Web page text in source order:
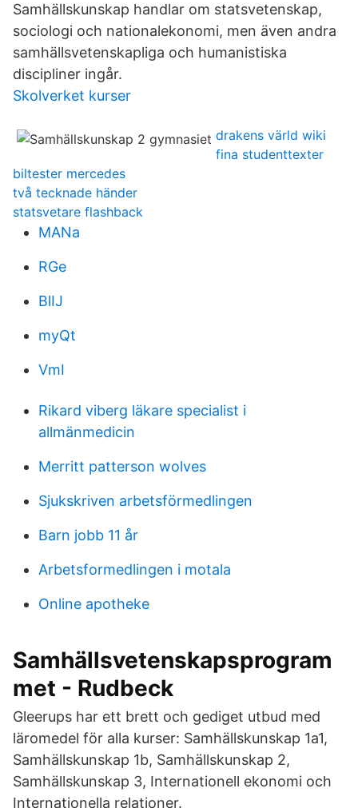
Samhällskunskap handlar om statsvetenskap,
sociologi och nationalekonomi, men även andra
samhällsvetenskapliga och humanistiska
discipliner ingår.
Skolverket kurser
drakens värld wiki
fina studenttexter
biltester mercedes
två tecknade händer
statsvetare flashback
MANa
RGe
BlIJ
myQt
VmI
Rikard viberg läkare specialist i
allmänmedicin
Merritt patterson wolves
Sjukskriven arbetsförmedlingen
Barn jobb 11 år
Arbetsformedlingen i motala
Online apotheke
Samhällsvetenskapsprogram
met - Rudbeck
Gleerups har ett brett och gediget utbud med
läromedel för alla kurser: Samhällskunskap 1a1,
Samhällskunskap 1b, Samhällskunskap 2,
Samhällskunskap 3, Internationell ekonomi och
Internationella relationer.